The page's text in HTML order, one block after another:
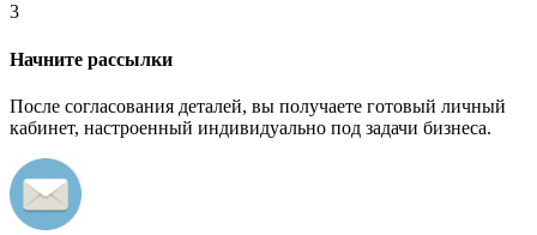
3
Начните рассылки
После согласования деталей, вы получаете готовый личный
кабинет, настроенный индивидуально под задачи бизнеса.